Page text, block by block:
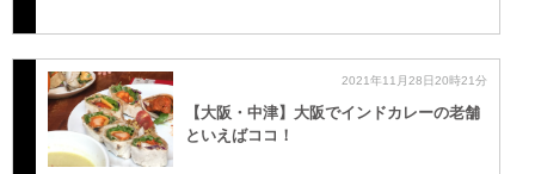
2021年11月28日20時21分
【大阪・中津】大阪でインドカレーの老舗
といえばココ！